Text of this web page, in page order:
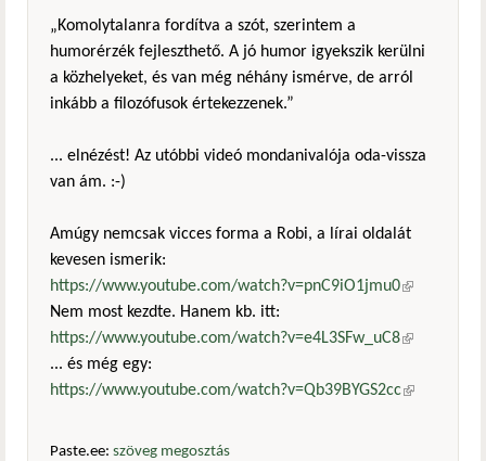
„Komolytalanra fordítva a szót, szerintem a
humorérzék fejleszthető. A jó humor igyekszik kerülni
a közhelyeket, és van még néhány ismérve, de arról
inkább a filozófusok értekezzenek.”
... elnézést! Az utóbbi videó mondanivalója oda-vissza
van ám. :-)
Amúgy nemcsak vicces forma a Robi, a lírai oldalát
kevesen ismerik:
https://www.youtube.com/watch?v=pnC9iO1jmu0(külső
Nem most kezdte. Hanem kb. itt:
https://www.youtube.com/watch?v=e4L3SFw_uC8(külső
... és még egy:
https://www.youtube.com/watch?v=Qb39BYGS2cc(külső
Paste.ee: szöveg megosztás